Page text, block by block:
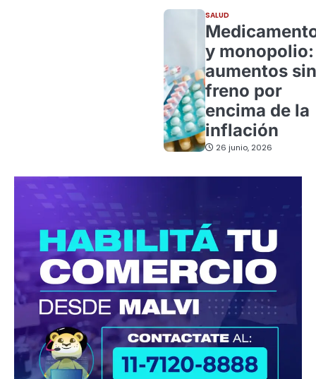
SALUD
y monopolio:
aumentos sin
freno por
encima de la
inflación
26 junio, 2026